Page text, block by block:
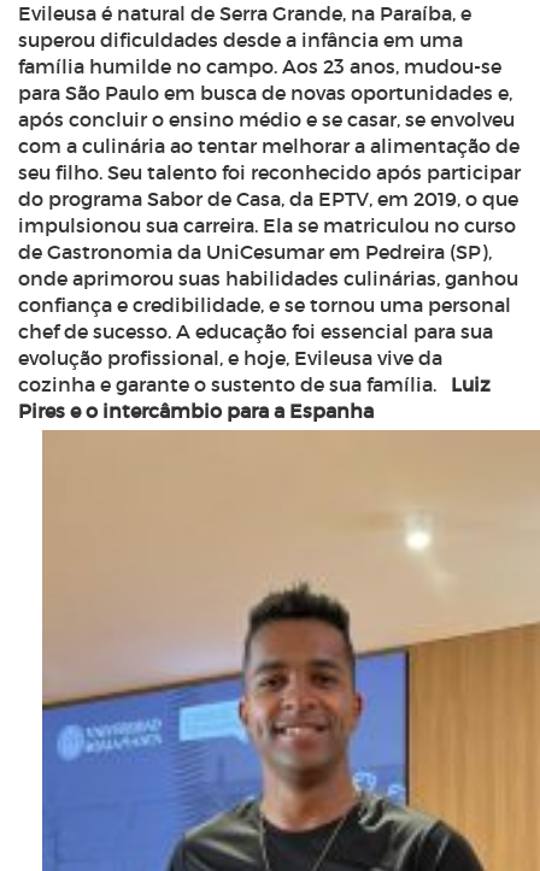
Evileusa é natural de Serra Grande, na Paraíba, e
superou dificuldades desde a infância em uma
família humilde no campo. Aos 23 anos, mudou-se
para São Paulo em busca de novas oportunidades e,
após concluir o ensino médio e se casar, se envolveu
com a culinária ao tentar melhorar a alimentação de
seu filho. Seu talento foi reconhecido após participar
do programa Sabor de Casa, da EPTV, em 2019, o que
impulsionou sua carreira. Ela se matriculou no curso
de Gastronomia da UniCesumar em Pedreira (SP),
onde aprimorou suas habilidades culinárias, ganhou
confiança e credibilidade, e se tornou uma personal
chef de sucesso. A educação foi essencial para sua
evolução profissional, e hoje, Evileusa vive da
cozinha e garante o sustento de sua família. Luiz
Pires e o intercâmbio para a Espanha